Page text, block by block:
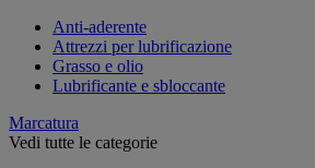
Anti-aderente
Attrezzi per lubrificazione
Grasso e olio
Lubrificante e sbloccante
Marcatura
Vedi tutte le categorie